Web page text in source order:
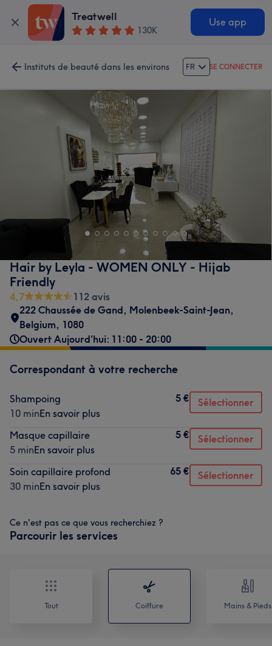
Treatwell
130K
Use app
Instituts de beauté dans les environs FR SE CONNECTER
Hair by Leyla - WOMEN ONLY - Hijab
Friendly
4,7
112 avis
222 Chaussée de Gand, Molenbeek-Saint-Jean,
Belgium, 1080
Ouvert Aujourd'hui: 11:00 - 20:00
Correspondant à votre recherche
Shampoing
10 minEn savoir plus
5 € Sélectionner
Masque capillaire
5 minEn savoir plus
5 € Sélectionner
Soin capillaire profond
30 minEn savoir plus
65 € Sélectionner
Ce n'est pas ce que vous recherchiez ?
Parcourir les services
Tout Coiffure Mains & Pieds